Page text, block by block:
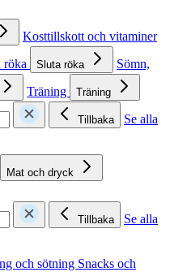
Kosttillskott och vitaminer
röka Sluta röka
Sömn,
Träning Träning
Tillbaka
Se alla
Mat och dryck
Tillbaka
Se alla
och sötning Snacks och